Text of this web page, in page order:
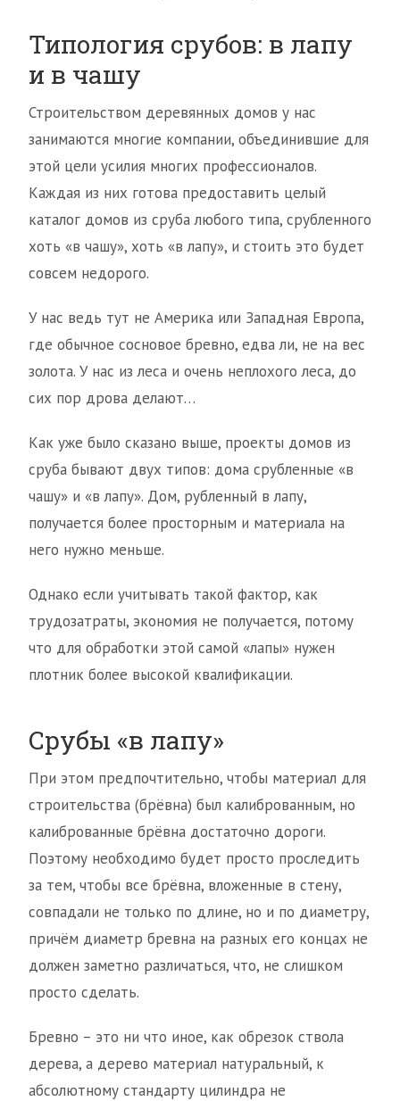
Типология срубов: в лапу
и в чашу
Строительством деревянных домов у нас
занимаются многие компании, объединившие для
этой цели усилия многих профессионалов.
Каждая из них готова предоставить целый
каталог домов из сруба любого типа, срубленного
хоть «в чашу», хоть «в лапу», и стоить это будет
совсем недорого.
У нас ведь тут не Америка или Западная Европа,
где обычное сосновое бревно, едва ли, не на вес
золота. У нас из леса и очень неплохого леса, до
сих пор дрова делают…
Как уже было сказано выше, проекты домов из
сруба бывают двух типов: дома срубленные «в
чашу» и «в лапу». Дом, рубленный в лапу,
получается более просторным и материала на
него нужно меньше.
Однако если учитывать такой фактор, как
трудозатраты, экономия не получается, потому
что для обработки этой самой «лапы» нужен
плотник более высокой квалификации.
Срубы «в лапу»
При этом предпочтительно, чтобы материал для
строительства (брёвна) был калиброванным, но
калиброванные брёвна достаточно дороги.
Поэтому необходимо будет просто проследить
за тем, чтобы все брёвна, вложенные в стену,
совпадали не только по длине, но и по диаметру,
причём диаметр бревна на разных его концах не
должен заметно различаться, что, не слишком
просто сделать.
Бревно – это ни что иное, как обрезок ствола
дерева, а дерево материал натуральный, к
абсолютному стандарту цилиндра не